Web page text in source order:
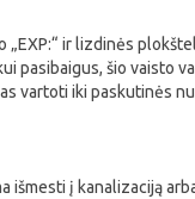
„EXP:“ ir lizdinės
pasibaigus, šio vaisto
vartoti iki paskutinės
išmesti į kanalizaciją